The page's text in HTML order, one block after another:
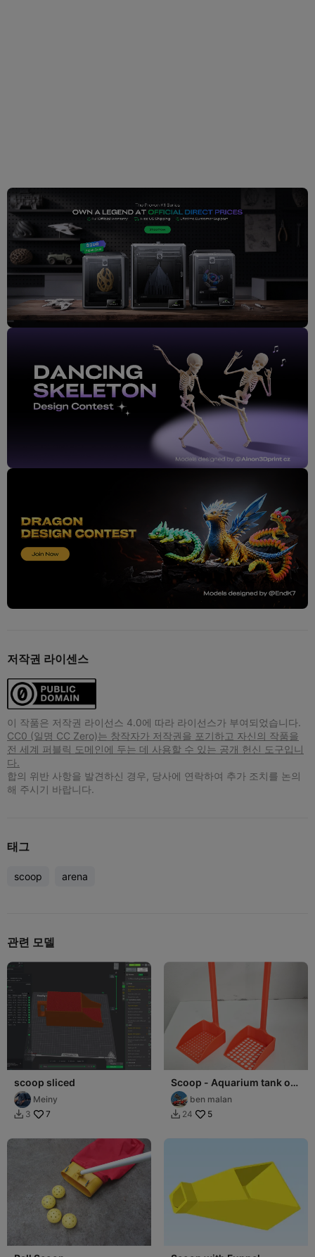
저작권 라이센스
이 작품은 저작권 라이선스 4.0에 따라 라이선스가 부여되었습니다.
CC0 (일명 CC Zero)는 창작자가 저작권을 포기하고 자신의 작품을
전 세계 퍼블릭 도메인에 두는 데 사용할 수 있는 공개 헌신 도구입니
다.
합의 위반 사항을 발견하신 경우, 당사에 연락하여 추가 조치를 논의
해 주시기 바랍니다.
태그
scoop arena
관련 모델
scoop sliced
Meiny
 3 7
Scoop - Aquarium tank or
Cat sand scoop
ben malan
 24 5